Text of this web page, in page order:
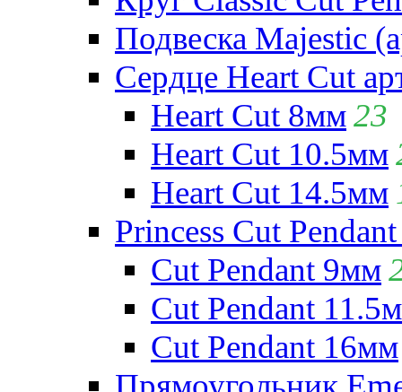
Подвеска Majestic
Сердце Heart Cut
Heart Cut 8мм23
Heart Cut 10.5мм
Heart Cut 14.5мм
Princess Cut
Cut Pendant 9мм
Cut Pendant
Cut Pendant 16мм